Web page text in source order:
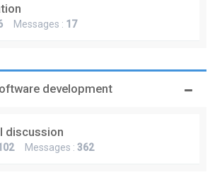
Messages : 17
development
discussion
Messages : 362